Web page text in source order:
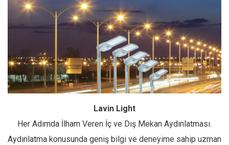
Lavin Light
Her Adımda İlham Veren İç ve Dış Mekan Aydınlatması.
Aydınlatma konusunda geniş bilgi ve deneyime sahip uzman